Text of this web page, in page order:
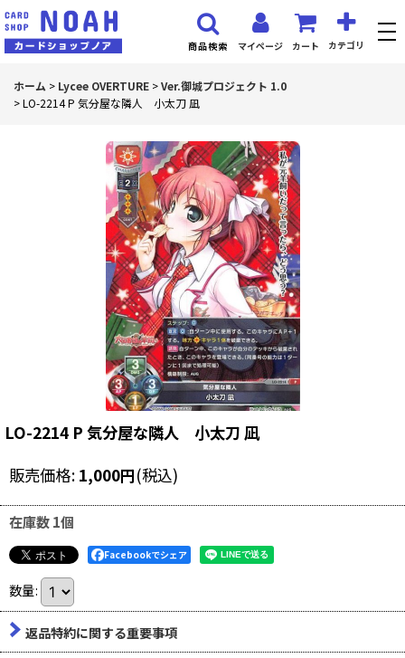
マイページ カート カテゴリ
商品検索
ホーム > Lycee OVERTURE >Ver.御城プロジェクト 1.0
>LO-2214 P 気分屋な隣人 小太刀 凪
LO-2214 P 気分屋な隣人 小太刀 凪
販売価格: 1,000円(税込)
在庫数 1個
Facebookでシェア
数量:
返品特約に関する重要事項